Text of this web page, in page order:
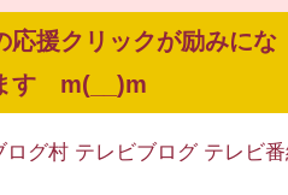
応援クリックが励みにな
す m(__)m